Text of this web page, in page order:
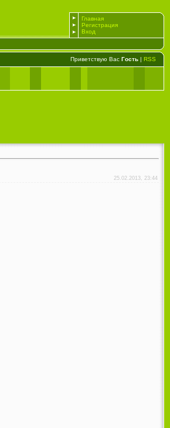
Главная
Регистрация
Вход
Приветствую Вас Гость | RSS
25.02.2013, 23:44